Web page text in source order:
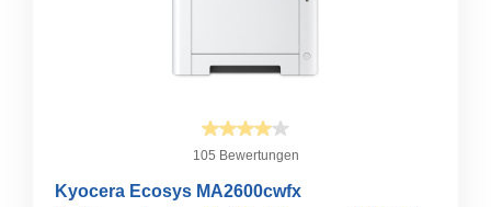
105 Bewertungen
Kyocera Ecosys MA2600cwfx